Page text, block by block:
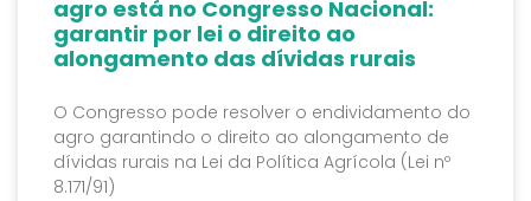
agro está no Congresso Nacional:
garantir por lei o direito ao
alongamento das dívidas rurais
O Congresso pode resolver o endividamento do
agro garantindo o direito ao alongamento de
dívidas rurais na Lei da Política Agrícola (Lei nº
8.171/91)